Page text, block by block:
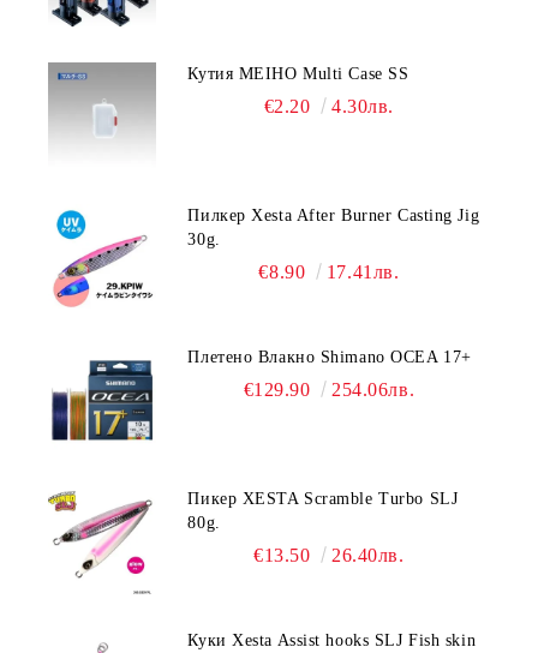
Кутия MEIHO Multi Case SS
€2.20 4.30лв.
Пилкер Xesta After Burner Casting Jig
30g.
€8.90 17.41лв.
Плетено Влакно Shimano OCEA 17+
€129.90 254.06лв.
Пикер XESTA Scramble Turbo SLJ
80g.
€13.50 26.40лв.
Куки Xesta Assist hooks SLJ Fish skin